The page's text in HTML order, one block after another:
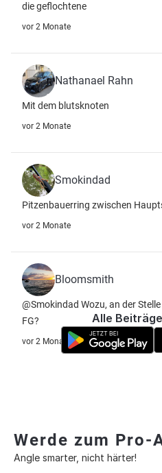
die geflochtene
vor 2 Monate
Nathanael Rahn
Mit dem blutsknoten
vor 2 Monate
Smokindad
Pitzenbauerring zwischen
vor 2 Monate
Bloomsmith
@Smokindad Wozu, an der
FG?
vor 2 Monate
Alle
Werde zum Pro-
Angle smarter, nicht härter!